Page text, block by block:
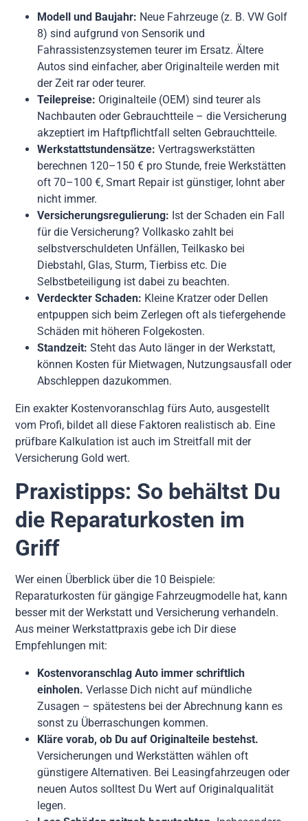
Modell und Baujahr: Neue Fahrzeuge (z. B. VW Golf
8) sind aufgrund von Sensorik und
Fahrassistenzsystemen teurer im Ersatz. Ältere
Autos sind einfacher, aber Originalteile werden mit
der Zeit rar oder teurer.
Teilepreise: Originalteile (OEM) sind teurer als
Nachbauten oder Gebrauchtteile – die Versicherung
akzeptiert im Haftpflichtfall selten Gebrauchtteile.
Werkstattstundensätze: Vertragswerkstätten
berechnen 120–150 € pro Stunde, freie Werkstätten
oft 70–100 €, Smart Repair ist günstiger, lohnt aber
nicht immer.
Versicherungsregulierung: Ist der Schaden ein Fall
für die Versicherung? Vollkasko zahlt bei
selbstverschuldeten Unfällen, Teilkasko bei
Diebstahl, Glas, Sturm, Tierbiss etc. Die
Selbstbeteiligung ist dabei zu beachten.
Verdeckter Schaden: Kleine Kratzer oder Dellen
entpuppen sich beim Zerlegen oft als tiefergehende
Schäden mit höheren Folgekosten.
Standzeit: Steht das Auto länger in der Werkstatt,
können Kosten für Mietwagen, Nutzungsausfall oder
Abschleppen dazukommen.
Ein exakter Kostenvoranschlag fürs Auto, ausgestellt
vom Profi, bildet all diese Faktoren realistisch ab. Eine
prüfbare Kalkulation ist auch im Streitfall mit der
Versicherung Gold wert.
Praxistipps: So behältst Du
die Reparaturkosten im
Griff
Wer einen Überblick über die 10 Beispiele:
Reparaturkosten für gängige Fahrzeugmodelle hat, kann
besser mit der Werkstatt und Versicherung verhandeln.
Aus meiner Werkstattpraxis gebe ich Dir diese
Empfehlungen mit:
Kostenvoranschlag Auto immer schriftlich
einholen. Verlasse Dich nicht auf mündliche
Zusagen – spätestens bei der Abrechnung kann es
sonst zu Überraschungen kommen.
Kläre vorab, ob Du auf Originalteile bestehst.
Versicherungen und Werkstätten wählen oft
günstigere Alternativen. Bei Leasingfahrzeugen oder
neuen Autos solltest Du Wert auf Originalqualität
legen.